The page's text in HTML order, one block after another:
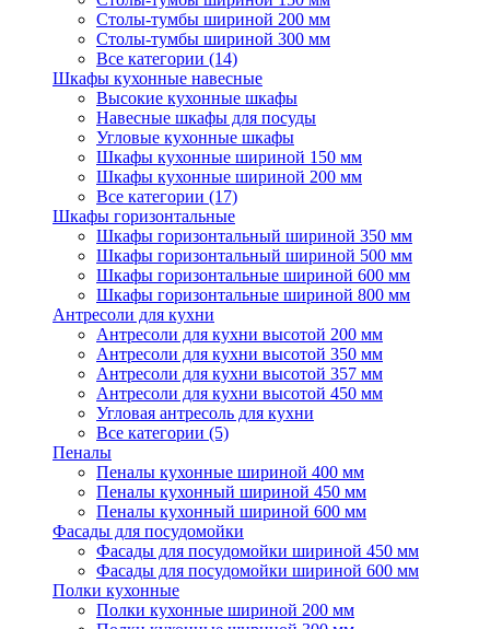
Столы-тумбы шириной 200 мм
Столы-тумбы шириной 300 мм
Все категории (14)
Шкафы кухонные навесные
Высокие кухонные шкафы
Навесные шкафы для посуды
Угловые кухонные шкафы
Шкафы кухонные шириной 150 мм
Шкафы кухонные шириной 200 мм
Все категории (17)
Шкафы горизонтальные
Шкафы горизонтальный шириной 350 мм
Шкафы горизонтальный шириной 500 мм
Шкафы горизонтальные шириной 600 мм
Шкафы горизонтальные шириной 800 мм
Антресоли для кухни
Антресоли для кухни высотой 200 мм
Антресоли для кухни высотой 350 мм
Антресоли для кухни высотой 357 мм
Антресоли для кухни высотой 450 мм
Угловая антресоль для кухни
Все категории (5)
Пеналы
Пеналы кухонные шириной 400 мм
Пеналы кухонный шириной 450 мм
Пеналы кухонный шириной 600 мм
Фасады для посудомойки
Фасады для посудомойки шириной 450 мм
Фасады для посудомойки шириной 600 мм
Полки кухонные
Полки кухонные шириной 200 мм